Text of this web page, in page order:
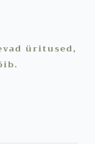
üritused,